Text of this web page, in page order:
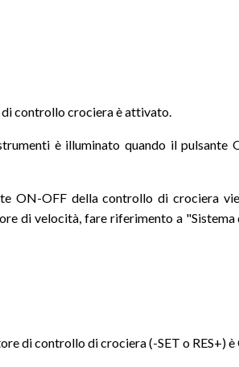
di controllo crociera è attivato.
è illuminato quando il pulsante
ON-OFF della controllo di crociera
di velocità, fare riferimento a
di controllo di crociera (-SET o RES+) è